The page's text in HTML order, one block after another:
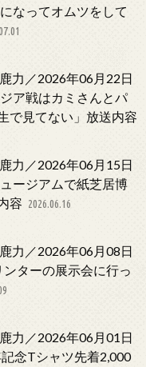
なってオムツをして
力／2026年06月22日
ア戦はカミさんとパ
で見てない」放送内容
力／2026年06月15日
ージアムで紙芝居博
容 2026.06.16
力／2026年06月08日
ターの展示会に行っ
力／2026年06月01日
念Tシャツ先着2,000